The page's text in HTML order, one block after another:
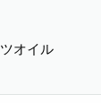
オイル